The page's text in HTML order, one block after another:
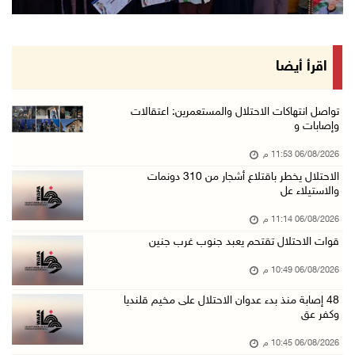
ورشة توصي بخطة عاجلة لاستعادة التعليم الوجاهي ...
الرئيس يستقبل مجلس بلدية رام الله ويشدد على د ...
جماهير شعبنا تشيع جثمان الشهيد علاء صبيح في ت ...
الاحتلال يوسع حملات الدهم والاعتقال في قلنديا ...
06/آب/2026 08:06 م
الرئيس المصري وملك البحرين يشددان على ضرورة ت ...
رابطة العالم الإسلامي تدين تواصل انتهاكات الا ...
اقرأ أيضا
تواصل انتهاكات الاحتلال والمستعمرين: اعتقالات
وإصابات و
06/08/2026 11:53 م
الاحتلال يخطر باقتلاع أشجار من 310 دونمات
والاستيلاء عل
06/08/2026 11:14 م
قوات الاحتلال تقتحم يعبد جنوب غرب جنين
06/08/2026 10:49 م
48 إصابة منذ بدء عدوان الاحتلال على مخيم قلنديا
وكفر عق
06/08/2026 10:45 م